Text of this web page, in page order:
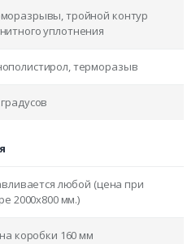
тройной контур
уплотнения
терморазыв
градусов
любой (цена при
2000x800 мм.)
коробки 160 мм